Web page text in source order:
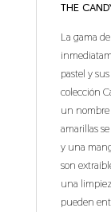
THE
La gama
pastel y
colección
un nombre
amarillas
y una
son
una
pueden